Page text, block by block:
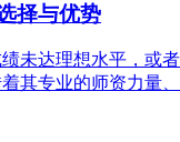
择与优势
未达理想水平，或
其专业的师资力量